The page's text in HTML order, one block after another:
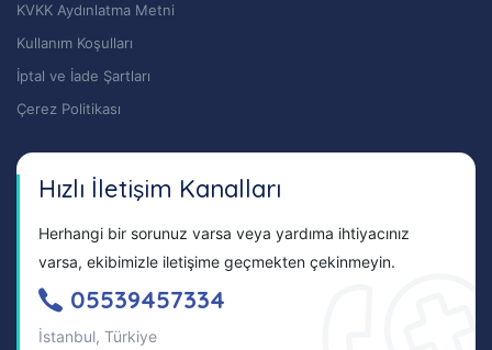
KVKK Aydınlatma Metni
Kullanım Koşulları
İptal ve İade Şartları
Çerez Politikası
Hızlı İletişim Kanalları
Herhangi bir sorunuz varsa veya yardıma ihtiyacınız
varsa, ekibimizle iletişime geçmekten çekinmeyin.
05539457334
İstanbul, Türkiye